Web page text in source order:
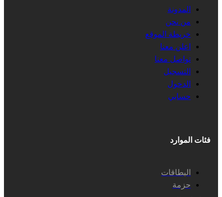
المدونة
من نحن
خريطة الموقع
اعلن معنا
تواصل معنا
التسجيل
الدخول
حسابي
فئات الموارد
البطاقات
حزمة